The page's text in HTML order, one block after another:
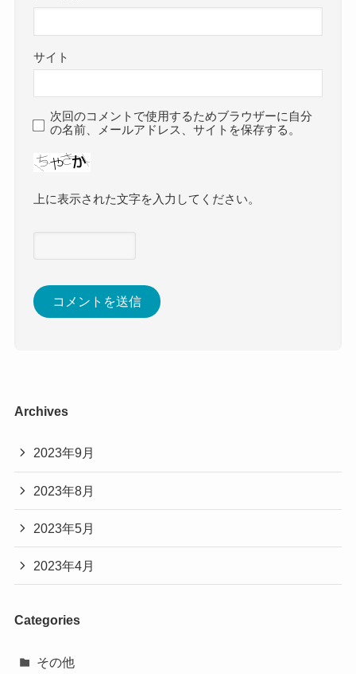
サイト
次回のコメントで使用するためブラウザーに自分
の名前、メールアドレス、サイトを保存する。
上に表示された文字を入力してください。
Archives
2023年9月
2023年8月
2023年5月
2023年4月
Categories
その他